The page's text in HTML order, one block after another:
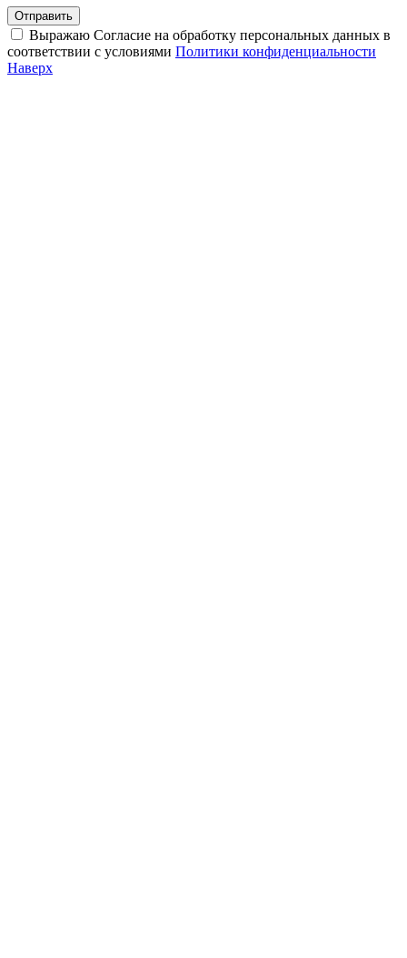
Отправить
Выражаю Согласие на обработку персональных данных в
соответствии с условиями Политики конфиденциальности
Наверх